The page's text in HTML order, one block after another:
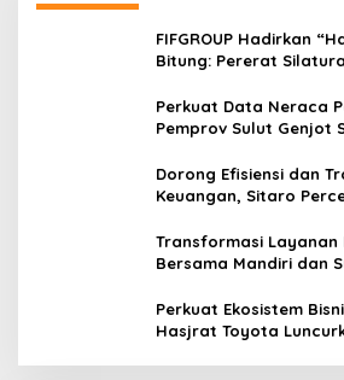
FIFGROUP Hadirkan
Bitung: Pererat
Promo Khusus
Perkuat Data Neraca
Pemprov Sulut Genjot
Dorong Efisiensi dan
Keuangan, Sitaro
Transformasi Layanan
Bersama Mandiri dan
Kepulauan
Perkuat Ekosistem
Hasjrat Toyota